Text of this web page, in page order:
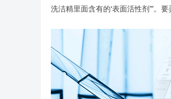
洗洁精里面含有的‘表面活性剂’”。